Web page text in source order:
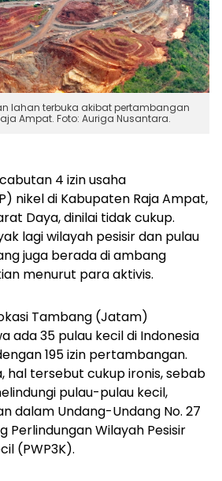
lahan terbuka akibat pertambangan
Ampat. Foto: Auriga Nusantara.
4 izin usaha
nikel di Kabupaten Raja Ampat,
Daya, dinilai tidak cukup.
lagi wilayah pesisir dan pulau
juga berada di ambang
menurut para aktivis.
Tambang (Jatam)
ada 35 pulau kecil di Indonesia
195 izin pertambangan.
hal tersebut cukup ironis, sebab
pulau-pulau kecil,
dalam Undang-Undang No. 27
Perlindungan Wilayah Pesisir
(PWP3K).